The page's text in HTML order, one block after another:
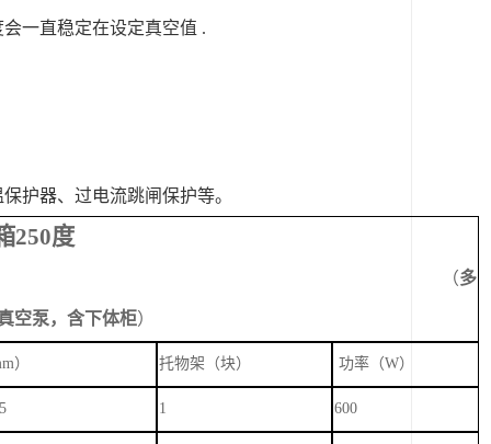
一直稳定在设定真空值 .
护器、过电流跳闸保护等。
250度
（多
空泵，含下体柜）
） 托物架（块） 功率（W）
1 600